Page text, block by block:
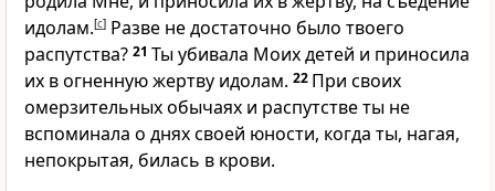
идолам.[c] Разве не достаточно было твоего
распутства? 21 Ты убивала Моих детей и приносила
их в огненную жертву идолам. 22 При своих
омерзительных обычаях и распутстве ты не
вспоминала о днях своей юности, когда ты, нагая,
непокрытая, билась в крови.